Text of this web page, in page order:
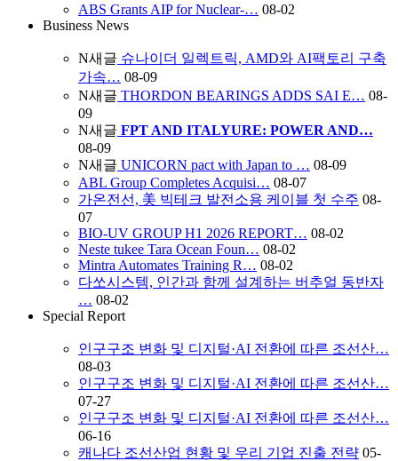
ABS Grants AIP for Nuclear-… 08-02
Business News
N새글 슈나이더 일렉트릭, AMD와 AI팩토리 구축
가속… 08-09
N새글 THORDON BEARINGS ADDS SAI E… 08-
09
N새글 FPT AND ITALYURE: POWER AND…
08-09
N새글 UNICORN pact with Japan to … 08-09
ABL Group Completes Acquisi… 08-07
가온전선, 美 빅테크 발전소용 케이블 첫 수주 08-
07
BIO-UV GROUP H1 2026 REPORT… 08-02
Neste tukee Tara Ocean Foun… 08-02
Mintra Automates Training R… 08-02
다쏘시스템, 인간과 함께 설계하는 버추얼 동반자
… 08-02
Special Report
인구구조 변화 및 디지털·AI 전환에 따른 조선산…
08-03
인구구조 변화 및 디지털·AI 전환에 따른 조선산…
07-27
인구구조 변화 및 디지털·AI 전환에 따른 조선산…
06-16
캐나다 조선산업 현황 및 우리 기업 진출 전략 05-